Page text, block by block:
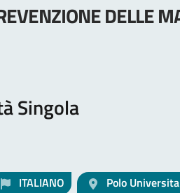
DELLE
Singola
ITALIANO Polo